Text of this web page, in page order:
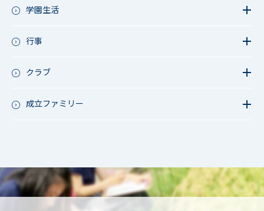
教育活動（高校）
アース・プロジェクト
学園生活
今日の1枚～ｸﾗｽ&ｸﾗﾌﾞ編～
行事
成立祭（文化祭）
クラブ
軟式野球
女子バスケットボール
男女バスケットボール（中学）
男子バドミントン
女子バドミントン
成立ファミリー